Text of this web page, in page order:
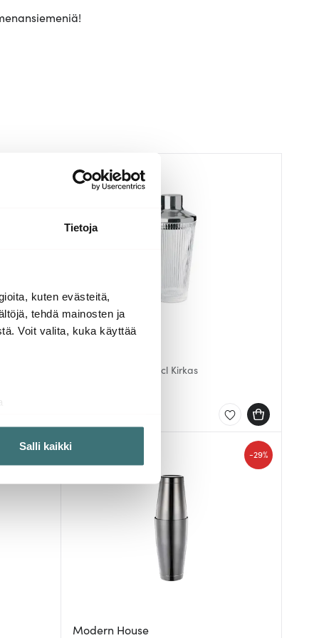
Tietoja
kuten evästeitä,
tehdä mainosten ja
Voit valita, kuka käyttää
tukemiseen
alan
tietoja muihin tietoihin, joita
Salli kaikki
Pilastro Shakeri 40 cl Kirkas
Modern House
-29%